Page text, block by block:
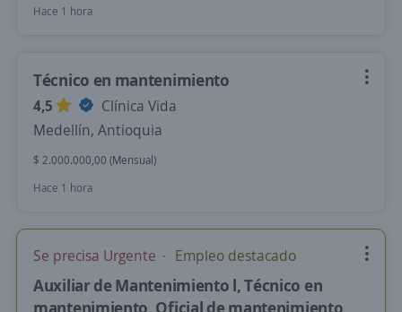
Hace 1 hora
Técnico en mantenimiento
4,5
Clínica Vida
Medellín, Antioquia
$ 2.000.000,00 (Mensual)
Hace 1 hora
Se precisa Urgente Empleo destacado
Auxiliar de Mantenimiento l, Técnico en
mantenimiento, Oficial de mantenimiento